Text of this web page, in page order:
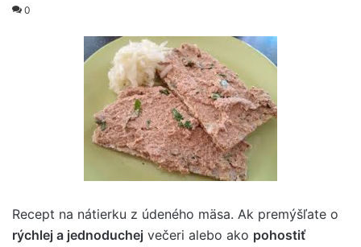
0
Recept na nátierku z údeného mäsa. Ak premýšľate o
rýchlej a jednoduchej večeri alebo ako pohostiť